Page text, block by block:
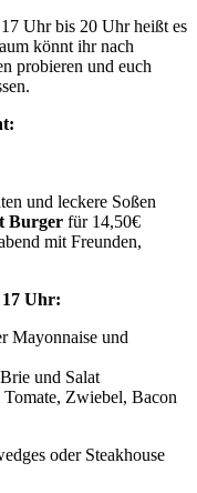
Uhr bis 20 Uhr heißt es
könnt ihr nach
probieren und euch
und leckere Soßen
Burger für 14,50€
mit Freunden,
Uhr:
Mayonnaise und
und Salat
Zwiebel, Bacon
oder Steakhouse